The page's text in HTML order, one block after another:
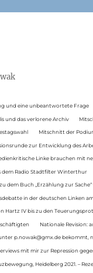
und eine unbeantwortete Frage
und das verlorene Archiv
Mitschnitt der
zur Entwicklung des
Linke brauchen mit
dem Radio Stadtfilter Winterthur
dem Buch „Erzählung zur
in der deutschen Linken
Hartz IV bis zu den
Nationale Revision:
p.nowak@gmx.de bekommt,
mit mir zur Repression
Heidelberg 2021. –